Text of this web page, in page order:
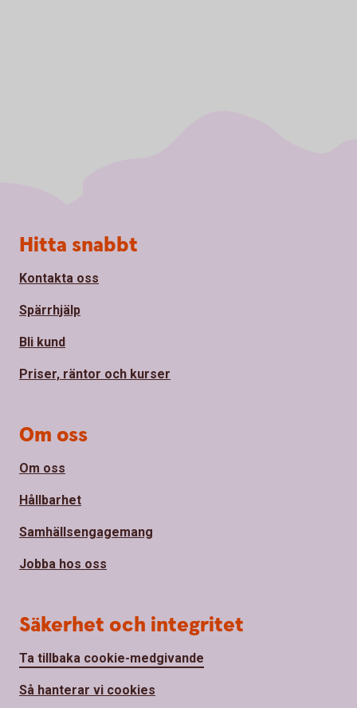
Sidfot
Hitta snabbt
Kontakta oss
Spärrhjälp
Bli kund
Priser, räntor och kurser
Om oss
Om oss
Hållbarhet
Samhällsengagemang
Jobba hos oss
Säkerhet och integritet
Ta tillbaka cookie-medgivande
Så hanterar vi cookies